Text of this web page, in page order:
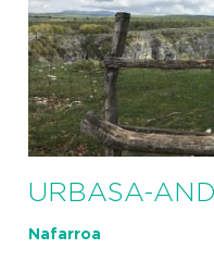
URBASA-
Nafarroa